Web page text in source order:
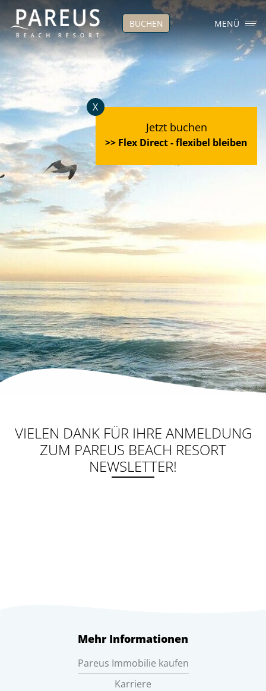
Jetzt buchen
>> Flex Direct - flexibel bleiben
X
BUCHEN MENÜ
VIELEN DANK FÜR IHRE ANMELDUNG
ZUM PAREUS BEACH RESORT
NEWSLETTER!
Mehr Informationen
Pareus Immobilie kaufen
Karriere